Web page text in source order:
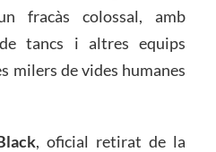
fracàs colossal, amb
tancs i altres equips
milers de vides humanes
, oficial retirat de la